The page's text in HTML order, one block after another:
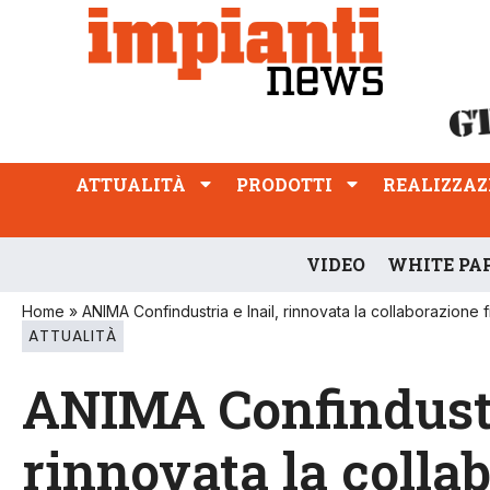
ATTUALITÀ PRODOTTI
REALIZZAZIONI
PROFESSIONE
ATTUALITÀ PRODOTTI
VIDEO WHITE
Home » ANIMA Confindustria e Inail, rinnovata la collaborazione
ATTUALITÀ
ANIMA
rinnovata la